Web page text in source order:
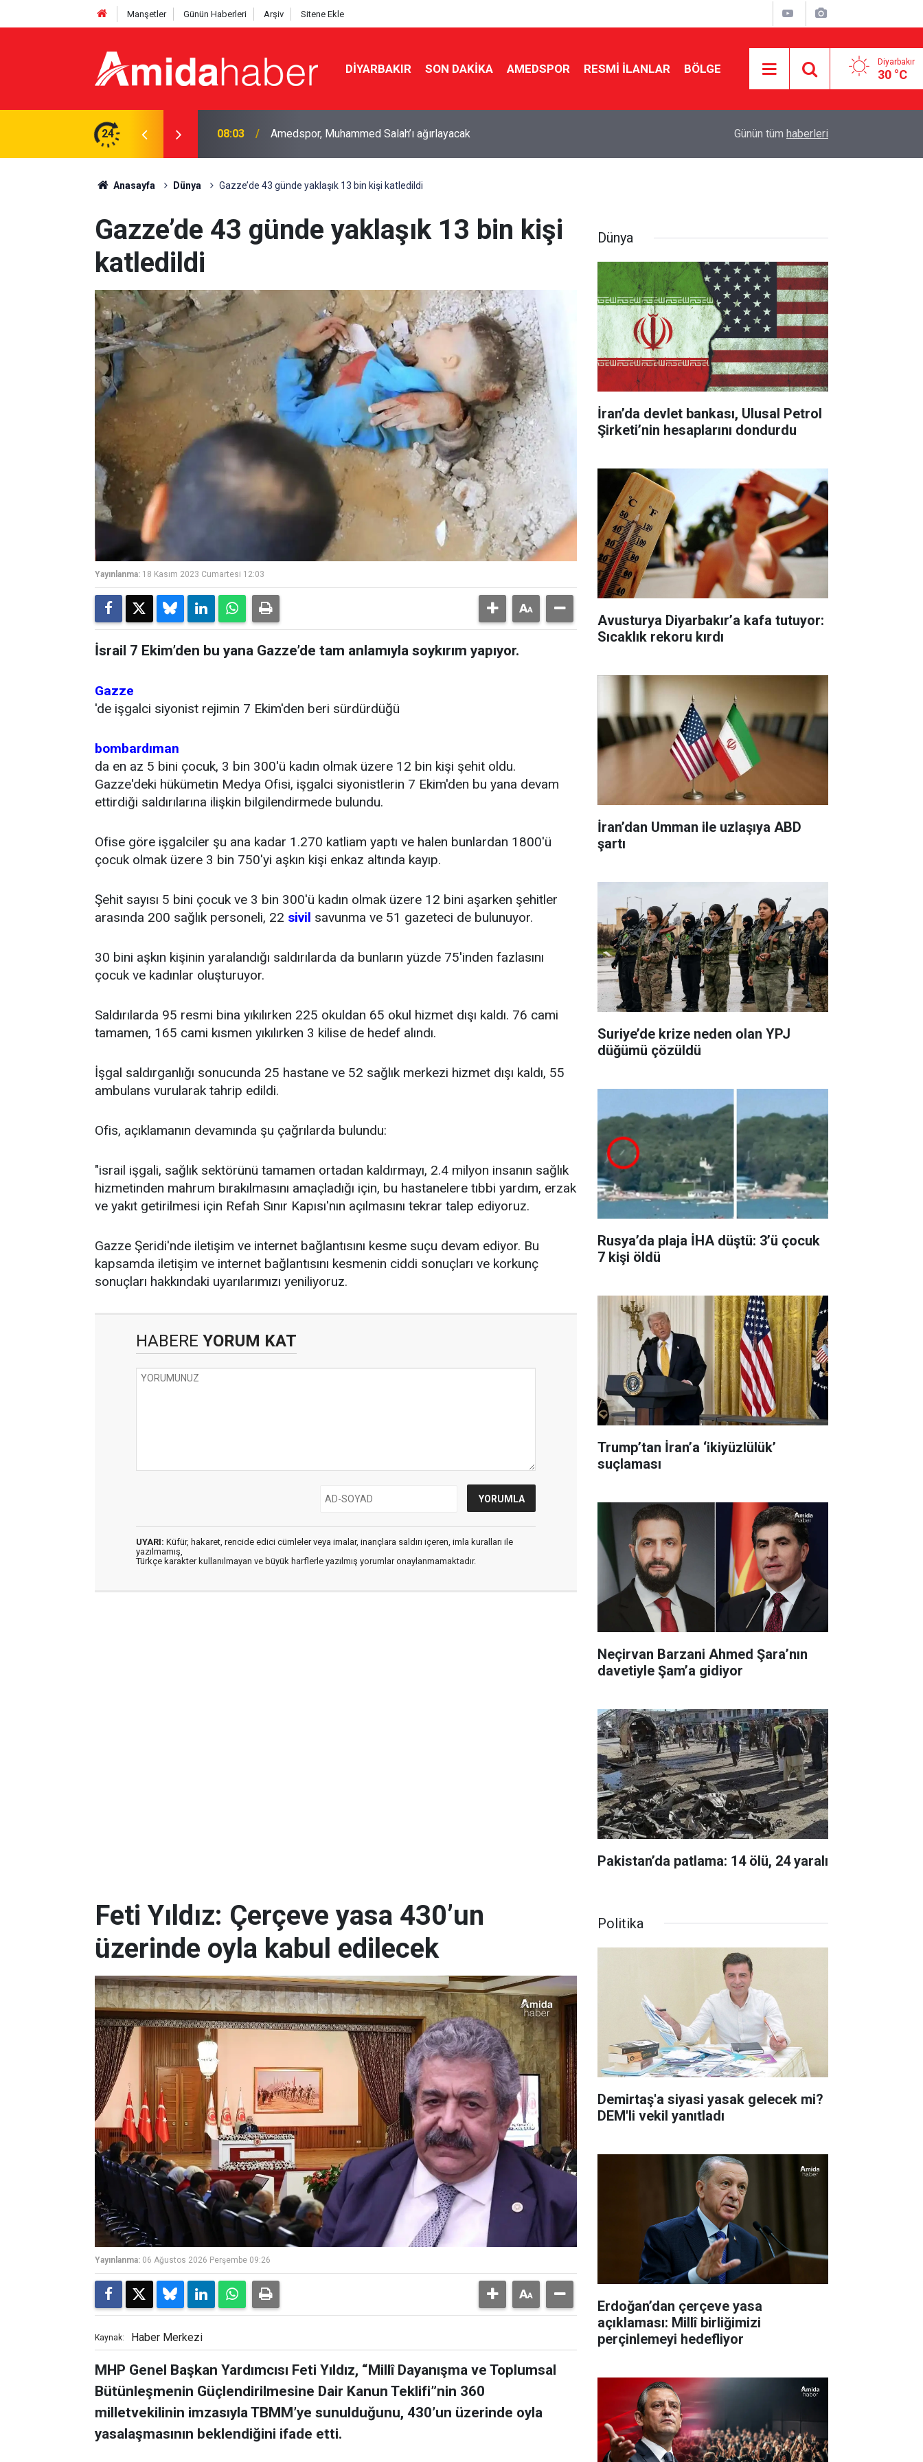
Manşetler Günün Haberleri Arşiv Sitene Ekle
DIYARBAKIR SON DAKIKA AMEDSPOR RESMI İLANLAR BÖLGE Diyarbakır
30 °C
24 07:37 MEB’den Şırnak zirvesi: Tüm müdürler toplanıyor Diyarbakır'da mahkemede fenalaştı, hastanede
Günün tüm haberleri
Anasayfa Dünya Gazze’de 43 günde yaklaşık 13 bin kişi katledildi
Gazze’de 43 günde yaklaşık 13 bin kişi
katledildi
Yayınlanma: 18 Kasım 2023 Cumartesi 12:03
İsrail 7 Ekim’den bu yana Gazze’de tam anlamıyla soykırım yapıyor.
Gazze
'de işgalci siyonist rejimin 7 Ekim'den beri sürdürdüğü
bombardıman
da en az 5 bini çocuk, 3 bin 300'ü kadın olmak üzere 12 bin kişi şehit oldu.
Gazze'deki hükümetin Medya Ofisi, işgalci siyonistlerin 7 Ekim'den bu yana devam
ettirdiği saldırılarına ilişkin bilgilendirmede bulundu.
Ofise göre işgalciler şu ana kadar 1.270 katliam yaptı ve halen bunlardan 1800'ü
çocuk olmak üzere 3 bin 750'yi aşkın kişi enkaz altında kayıp.
Şehit sayısı 5 bini çocuk ve 3 bin 300'ü kadın olmak üzere 12 bini aşarken şehitler
arasında 200 sağlık personeli, 22 sivil savunma ve 51 gazeteci de bulunuyor.
30 bini aşkın kişinin yaralandığı saldırılarda da bunların yüzde 75'inden fazlasını
çocuk ve kadınlar oluşturuyor.
Saldırılarda 95 resmi bina yıkılırken 225 okuldan 65 okul hizmet dışı kaldı. 76 cami
tamamen, 165 cami kısmen yıkılırken 3 kilise de hedef alındı.
İşgal saldırganlığı sonucunda 25 hastane ve 52 sağlık merkezi hizmet dışı kaldı, 55
ambulans vurularak tahrip edildi.
Ofis, açıklamanın devamında şu çağrılarda bulundu:
"israil işgali, sağlık sektörünü tamamen ortadan kaldırmayı, 2.4 milyon insanın sağlık
hizmetinden mahrum bırakılmasını amaçladığı için, bu hastanelere tıbbi yardım, erzak
ve yakıt getirilmesi için Refah Sınır Kapısı'nın açılmasını tekrar talep ediyoruz.
Gazze Şeridi'nde iletişim ve internet bağlantısını kesme suçu devam ediyor. Bu
kapsamda iletişim ve internet bağlantısını kesmenin ciddi sonuçları ve korkunç
sonuçları hakkındaki uyarılarımızı yeniliyoruz.
HABERE YORUM KAT
UYARI: Küfür, hakaret, rencide edici cümleler veya imalar, inançlara saldırı içeren, imla kuralları ile
yazılmamış,
Türkçe karakter kullanılmayan ve büyük harflerle yazılmış yorumlar onaylanmamaktadır.
Dünya
İran’da devlet bankası, Ulusal Petrol
Şirketi’nin hesaplarını dondurdu
Avusturya Diyarbakır’a kafa tutuyor:
Sıcaklık rekoru kırdı
İran’dan Umman ile uzlaşıya ABD
şartı
Suriye’de krize neden olan YPJ
düğümü çözüldü
Rusya’da plaja İHA düştü: 3’ü çocuk
7 kişi öldü
Trump’tan İran’a ‘ikiyüzlülük’
suçlaması
Neçirvan Barzani Ahmed Şara’nın
davetiyle Şam’a gidiyor
Pakistan’da patlama: 14 ölü, 24 yaralı
Feti Yıldız: Çerçeve yasa 430’un
üzerinde oyla kabul edilecek
Yayınlanma: 06 Ağustos 2026 Perşembe 09:26
Kaynak: Haber Merkezi
MHP Genel Başkan Yardımcısı Feti Yıldız, “Millî Dayanışma ve Toplumsal
Bütünleşmenin Güçlendirilmesine Dair Kanun Teklifi”nin 360
milletvekilinin imzasıyla TBMM’ye sunulduğunu, 430’un üzerinde oyla
yasalaşmasının beklendiğini ifade etti.
Politika
Demirtaş'a siyasi yasak gelecek mi?
DEM'li vekil yanıtladı
Erdoğan’dan çerçeve yasa
açıklaması: Millî birliğimizi
perçinlemeyi hedefliyor